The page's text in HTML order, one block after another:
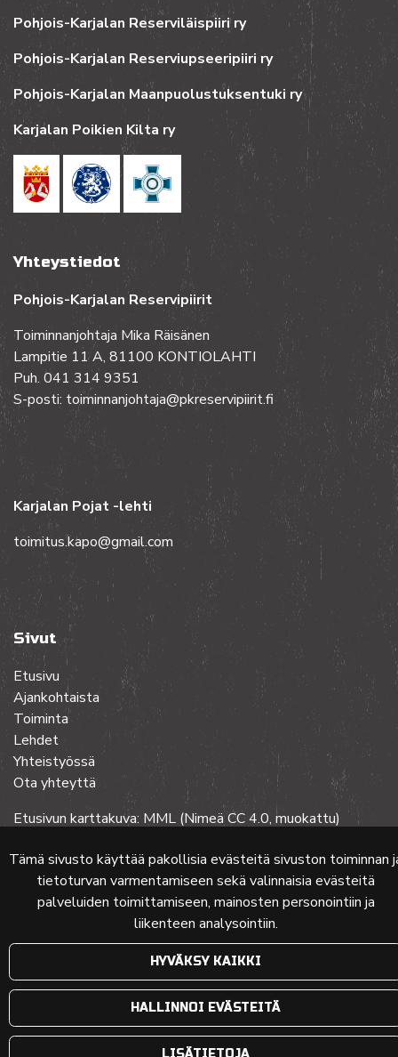
Tämä sivusto käyttää pakollisia evästeitä sivuston toiminnan
tietoturvan varmentamiseen sekä valinnaisia evästeitä
palveluiden toimittamiseen, mainosten personointiin ja
liikenteen analysointiin.
HYVÄKSY KAIKKI
HALLINNOI EVÄSTEITÄ
LISÄTIETOJA
Pohjois-Karjalan Reserviläispiiri ry
Pohjois-Karjalan Reserviupseeripiiri ry
Pohjois-Karjalan Maanpuolustuksentuki ry
Karjalan Poikien Kilta ry
Yhteystiedot
Pohjois-Karjalan Reservipiirit
Toiminnanjohtaja Mika Räisänen
Lampitie 11 A, 81100 KONTIOLAHTI
Puh. 041 314 9351
S-posti: toiminnanjohtaja@pkreservipiirit.fi
Karjalan Pojat -lehti
toimitus.kapo@gmail.com
Sivut
Etusivu
Ajankohtaista
Toiminta
Lehdet
Yhteistyössä
Ota yhteyttä
Etusivun karttakuva: MML (Nimeä CC 4.0, muokattu)
© 2024 PKMT | VerkkosivuatFlow Oy